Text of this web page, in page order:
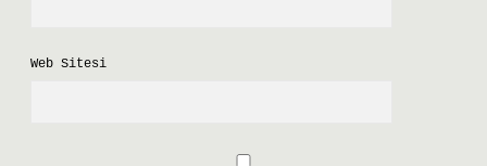
Web Sitesi